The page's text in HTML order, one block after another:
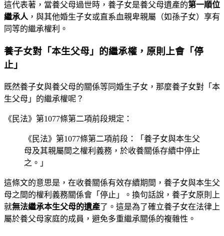
這代表著，當養父母過世時，養子女是養父母遺產的第一順位
繼承人 ，與其他婚生子女或直系血親卑親屬（如孫子女）享有
同等的繼承權利。
養子女對「本生父母」的繼承權，原則上會「停
止」
既然養子女與養父母的關係等同婚生子女，那麼養子女對「本
生父母」的繼承權呢？
《民法》第1077條第二項前段規定：
《民法》第1077條第二項前段：「養子女與本生父
母及其親屬間之權利義務，於收養關係存續中停止
之。」
這條文的意思是，在收養關係有效存續期間，養子女與本生父
母之間的權利義務關係會「停止」。換句話說，養子女原則上
就無法繼承本生父母的遺產了。這是為了確立養子女在法律上
屬於養父母家庭的成員，避免多重繼承關係的複雜性。